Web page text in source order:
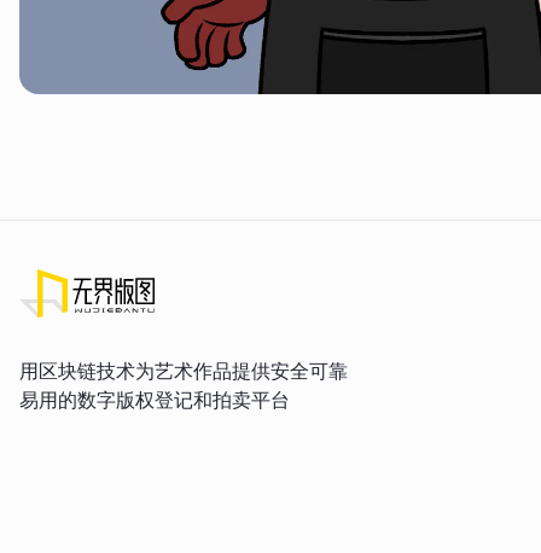
用区块链技术为艺术作品提供安全可靠
易用的数字版权登记和拍卖平台